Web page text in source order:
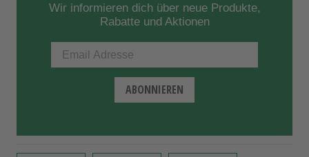
Wir informieren dich über neue Produkte,
Rabatte und Aktionen